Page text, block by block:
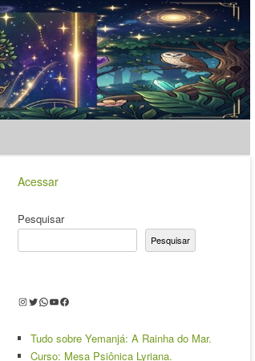
Acessar
Pesquisar
Pesquisar
Instagram
Twitter
WhatsApp
Youtube
Facebook
Tudo sobre Yemanjá: A Rainha do Mar.
Curso: Mesa Psiônica Lyriana.